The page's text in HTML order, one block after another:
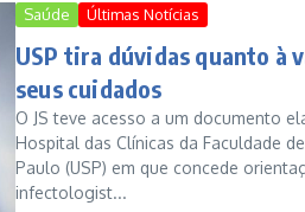
Saúde Últimas Notícias
USP tira dúvidas quanto à
seus cuidados
O JS teve acesso a um documento
Hospital das Clínicas da Faculdade
Paulo (USP) em que concede
infectologist...